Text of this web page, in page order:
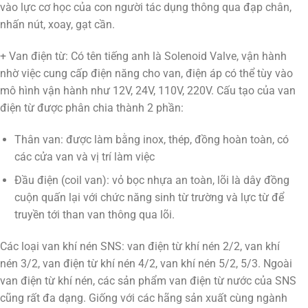
vào lực cơ học của con người tác dụng thông qua đạp chân,
nhấn nút, xoay, gạt cần.
+ Van điện từ: Có tên tiếng anh là Solenoid Valve, vận hành
nhờ việc cung cấp điện năng cho van, điện áp có thể tùy vào
mô hình vận hành như 12V, 24V, 110V, 220V. Cấu tạo của van
điện từ được phân chia thành 2 phần:
Thân van: được làm bằng inox, thép, đồng hoàn toàn, có
các cửa van và vị trí làm việc
Đầu điện (coil van): vỏ bọc nhựa an toàn, lõi là dây đồng
cuộn quấn lại với chức năng sinh từ trường và lực từ để
truyền tới than van thông qua lõi.
Các loại van khí nén SNS: van điện từ khí nén 2/2, van khí
nén 3/2, van điện từ khí nén 4/2, van khí nén 5/2, 5/3. Ngoài
van điện từ khí nén, các sản phẩm van điện từ nước của SNS
cũng rất đa dạng. Giống với các hãng sản xuất cùng ngành